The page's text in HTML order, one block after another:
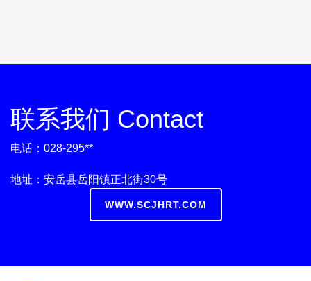
联系我们 Contact
电话：028-295**
地址：安岳县岳阳镇正北街30号
WWW.SCJHRT.COM